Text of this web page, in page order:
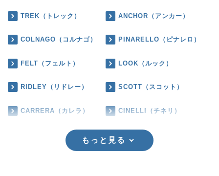
TREK（トレック） ANCHOR（アンカー）
COLNAGO（コルナゴ） PINARELLO（ピナレロ）
FELT（フェルト） LOOK（ルック）
RIDLEY（リドレー） SCOTT（スコット）
CARRERA（カレラ） CINELLI（チネリ）
もっと見る